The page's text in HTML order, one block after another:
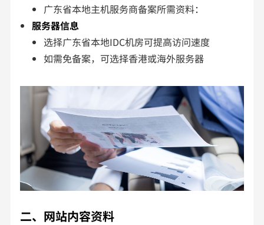
广东省本地主机服务商备案所需资料：
服务器信息
选择广东省本地IDC机房可提高访问速度
如需免备案，可选择香港或海外服务器
二、网站内容资料